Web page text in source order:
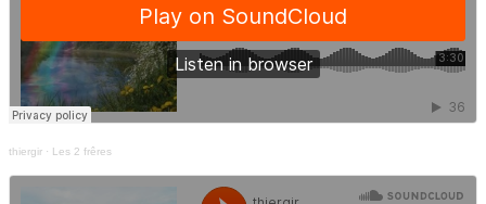
thiergir · Les 2 frêres